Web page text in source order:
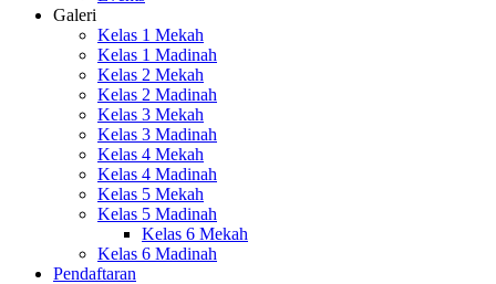
Galeri
Kelas 1 Mekah
Kelas 1 Madinah
Kelas 2 Mekah
Kelas 2 Madinah
Kelas 3 Mekah
Kelas 3 Madinah
Kelas 4 Mekah
Kelas 4 Madinah
Kelas 5 Mekah
Kelas 5 Madinah
Kelas 6 Mekah
Kelas 6 Madinah
Pendaftaran